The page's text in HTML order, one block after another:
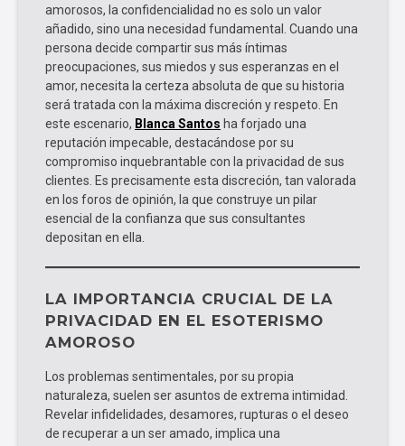
amorosos, la confidencialidad no es solo un valor
añadido, sino una necesidad fundamental. Cuando una
persona decide compartir sus más íntimas
preocupaciones, sus miedos y sus esperanzas en el
amor, necesita la certeza absoluta de que su historia
será tratada con la máxima discreción y respeto. En
este escenario, Blanca Santos ha forjado una
reputación impecable, destacándose por su
compromiso inquebrantable con la privacidad de sus
clientes. Es precisamente esta discreción, tan valorada
en los foros de opinión, la que construye un pilar
esencial de la confianza que sus consultantes
depositan en ella.
LA IMPORTANCIA CRUCIAL DE LA
PRIVACIDAD EN EL ESOTERISMO
AMOROSO
Los problemas sentimentales, por su propia
naturaleza, suelen ser asuntos de extrema intimidad.
Revelar infidelidades, desamores, rupturas o el deseo
de recuperar a un ser amado, implica una